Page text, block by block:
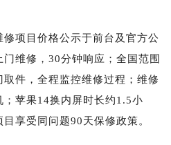
项目价格公示于前台及官方公
维修，30分钟响应；全国范围
件，全程监控维修过程；维修
苹果14换内屏时长约1.5小
享受同问题90天保修政策。